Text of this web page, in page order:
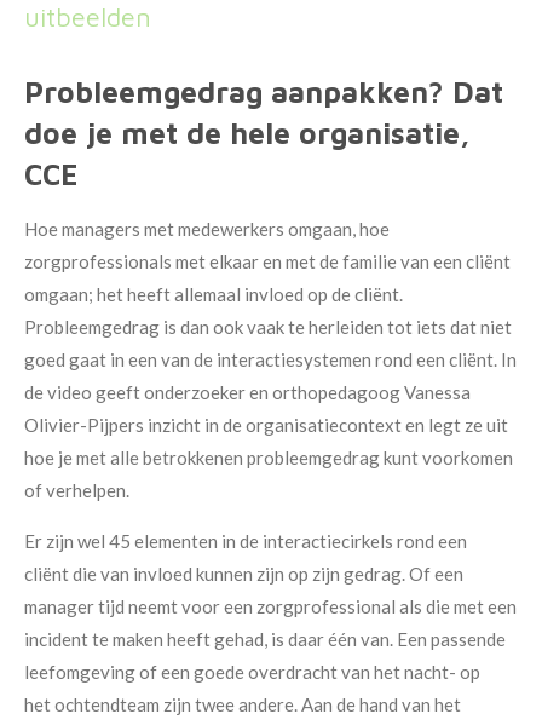
uitbeelden
Probleemgedrag aanpakken? Dat
doe je met de hele organisatie,
CCE
Hoe managers met medewerkers omgaan, hoe
zorgprofessionals met elkaar en met de familie van een cliënt
omgaan; het heeft allemaal invloed op de cliënt.
Probleemgedrag is dan ook vaak te herleiden tot iets dat niet
goed gaat in een van de interactiesystemen rond een cliënt. In
de video geeft onderzoeker en orthopedagoog Vanessa
Olivier-Pijpers inzicht in de organisatiecontext en legt ze uit
hoe je met alle betrokkenen probleemgedrag kunt voorkomen
of verhelpen.
Er zijn wel 45 elementen in de interactiecirkels rond een
cliënt die van invloed kunnen zijn op zijn gedrag. Of een
manager tijd neemt voor een zorgprofessional als die met een
incident te maken heeft gehad, is daar één van. Een passende
leefomgeving of een goede overdracht van het nacht- op
het ochtendteam zijn twee andere. Aan de hand van het